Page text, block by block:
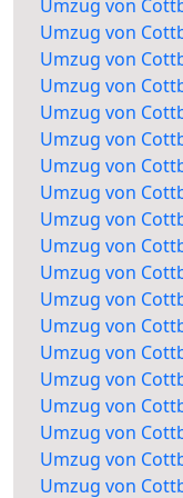
Umzug von
Umzug von
Umzug von
Umzug von
Umzug von
Umzug von
Umzug von
Umzug von
Umzug von
Umzug von
Umzug von
Umzug von
Umzug von
Umzug von
Umzug von
Umzug von
Umzug von
Umzug von
Umzug von